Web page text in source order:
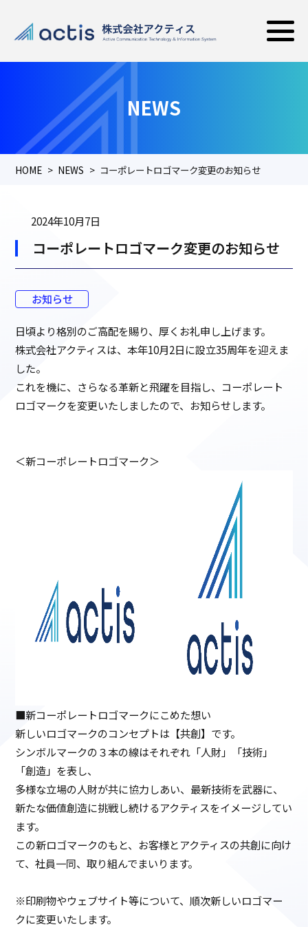
NEWS
HOME NEWS コーポレートロゴマーク変更のお知らせ
2024年10月7日
コーポレートロゴマーク変更のお知らせ
お知らせ
日頃より格別のご高配を賜り、厚くお礼申し上げます。
株式会社アクティスは、本年10月2日に設立35周年を迎えま
した。
これを機に、さらなる革新と飛躍を目指し、コーポレート
ロゴマークを変更いたしましたので、お知らせします。
＜新コーポレートロゴマーク＞
■新コーポレートロゴマークにこめた想い
新しいロゴマークのコンセプトは【共創】です。
シンボルマークの３本の線はそれぞれ「人財」「技術」
「創造」を表し、
多様な立場の人財が共に協力しあい、最新技術を武器に、
新たな価値創造に挑戦し続けるアクティスをイメージしてい
ます。
この新ロゴマークのもと、お客様とアクティスの共創に向け
て、社員一同、取り組んでまいります。
※印刷物やウェブサイト等について、順次新しいロゴマー
クに変更いたします。